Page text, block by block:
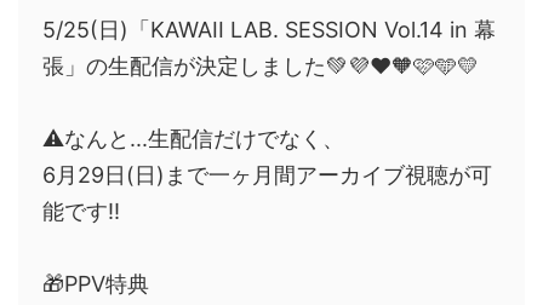
5/25(日)「KAWAII LAB. SESSION Vol.14 in 幕
張」の生配信が決定しました💚💜❤️🧡🩷🩵💛
⚠️なんと...生配信だけでなく、
6月29日(日)まで一ヶ月間アーカイブ視聴が可
能です‼️
🎁PPV特典